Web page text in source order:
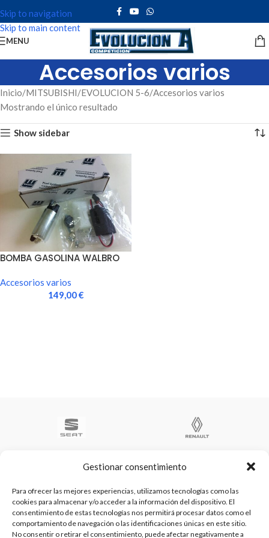
Gestionar consentimiento
Para ofrecer las mejores experiencias, utilizamos tecnologías como las
cookies para almacenar y/o acceder a la información del dispositivo. El
consentimiento de estas tecnologías nos permitirá procesar datos como el
comportamiento de navegación o las identificaciones únicas en este sitio.
No consentir o retirar el consentimiento, puede afectar negativamente a
Skip to navigation
Skip to main content
MENU
Accesorios varios
Inicio MITSUBISHI EVOLUCION 5-6 Accesorios varios
Mostrando el único resultado
Show sidebar
BOMBA GASOLINA WALBRO
Accesorios varios
149,00€
Te ayudamos a ser el numero 1
C/ Arquimedes 61 nave 2. Fuenlabrada
WhatsApp +34 670604426